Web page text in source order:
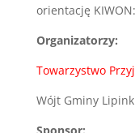
orientację KIWON:
Organizatorzy:
Towarzystwo
Wójt Gminy